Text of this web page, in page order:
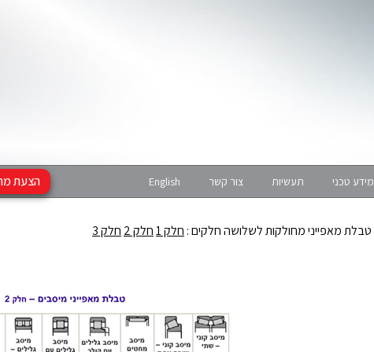
מידע טכני תעשיות צור קשר English הצעת
טבלת מאפייני מחולקות לשלושה חלקים : חלק 1 חלק 2 חלק 3